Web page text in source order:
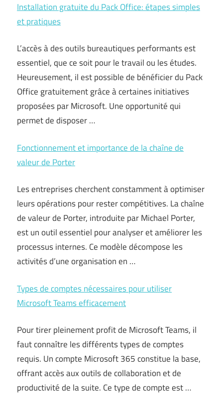
Installation gratuite du Pack Office: étapes simples
et pratiques
L’accès à des outils bureautiques performants est
essentiel, que ce soit pour le travail ou les études.
Heureusement, il est possible de bénéficier du Pack
Office gratuitement grâce à certaines initiatives
proposées par Microsoft. Une opportunité qui
permet de disposer …
Fonctionnement et importance de la chaîne de
valeur de Porter
Les entreprises cherchent constamment à optimiser
leurs opérations pour rester compétitives. La chaîne
de valeur de Porter, introduite par Michael Porter,
est un outil essentiel pour analyser et améliorer les
processus internes. Ce modèle décompose les
activités d’une organisation en …
Types de comptes nécessaires pour utiliser
Microsoft Teams efficacement
Pour tirer pleinement profit de Microsoft Teams, il
faut connaître les différents types de comptes
requis. Un compte Microsoft 365 constitue la base,
offrant accès aux outils de collaboration et de
productivité de la suite. Ce type de compte est …